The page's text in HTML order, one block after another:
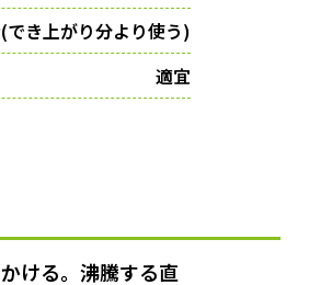
でき上がり分より使う)
適宜
ける。沸騰する直